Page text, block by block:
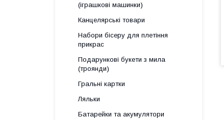
(іграшкові машинки)
Канцелярські товари
Набори бісеру для плетіння
прикрас
Подарункові букети з мила
(троянди)
Гральні картки
Ляльки
Батарейки та акумулятори